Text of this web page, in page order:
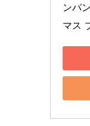
ンパ
マス